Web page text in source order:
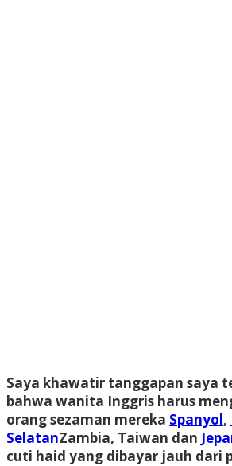
Saya khawatir tanggapan saya
bahwa wanita Inggris harus
orang sezaman mereka Spanyol,
SelatanZambia, Taiwan dan
cuti haid yang dibayar jauh dari